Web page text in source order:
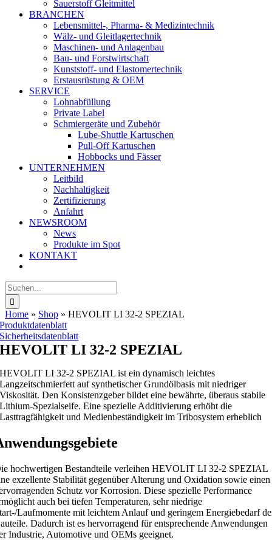
Sauerstoff Gleitmittel
BRANCHEN
Lebensmittel-, Pharma- & Medizintechnik
Wälz- und Gleitlagertechnik
Maschinen- und Anlagenbau
Bau- und Forstwirtschaft
Kunststoff- und Elastomertechnik
Erstausrüstung & OEM
SERVICE
Lohnabfüllung
Private Label
Schmiergeräte und Zubehör
Lube-Shuttle Kartuschen
Pull-Off Kartuschen
Hobbocks und Fässer
UNTERNEHMEN
Leitbild
Nachhaltigkeit
Zertifizierung
Anfahrt
NEWSROOM
News
Produkte im Spot
KONTAKT
Suche
nach:
Home » Shop » HEVOLIT LI 32-2 SPEZIAL
Produktdatenblatt
Sicherheitsdatenblatt
HEVOLIT LI 32-2 SPEZIAL
HEVOLIT LI 32-2 SPEZIAL ist ein dynamisch leichtes
Langzeitschmierfett auf synthetischer Grundölbasis mit niedriger
Viskosität. Den Konsistenzgeber bildet eine bewährte, überaus stabile
Lithium-Spezialseife. Eine spezielle Additivierung erhöht die
Lasttragfähigkeit und Medienbeständigkeit im Tribosystem erheblich
hochwertigen Bestandteile verleihen HEVOLIT LI 32-2 SPEZIAL
exzellente Stabilität gegenüber Alterung und Oxidation sowie einen
Schutz vor Korrosion. Diese spezielle Performance
auch bei tiefen Temperaturen, sehr niedrige
Laufmomente mit leichtem Anlauf und geringem Energiebedarf
Dadurch ist es hervorragend für entsprechende Anwendungen
Industrie, Automotive und OEMs geeignet.